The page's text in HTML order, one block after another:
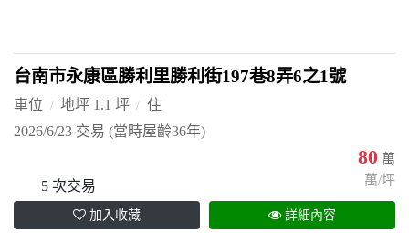
台南市永康區勝利里勝利街197巷8弄6之1號
車位 地坪 1.1 坪
住
2026/6/23 交易 (當時屋齡36年)
5 次交易
80 萬
萬/坪
加入收藏 詳細內容